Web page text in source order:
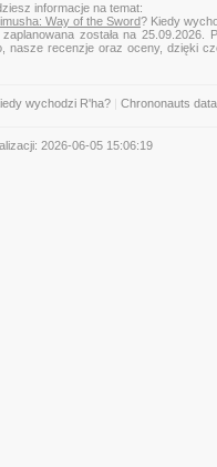
informacje na temat:
Way of the Sword? Kiedy
została na 25.09.2026.
nasze recenzje oraz oceny, dzięki
wychodzi R'ha? Chrononauts
2026-06-05 15:06:19